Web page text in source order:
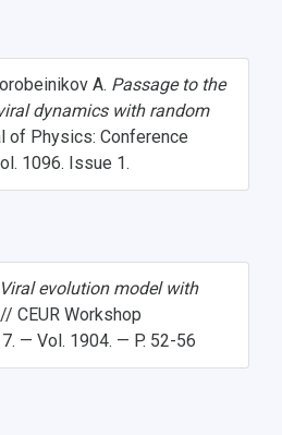
интеллекта
полигон
проект "Одержимы
граждан на
истории России и
РФ
услуги
курсы
19
подразделения
управления научно-
деятельностью
обслуживания
документы
разработки
и грантов
"Молодой учёный"
A. Passage to the
dynamics with random
of Physics: Conference
1096. Issue 1.
Viral evolution model with
CEUR Workshop
— Vol. 1904. — P. 52-56